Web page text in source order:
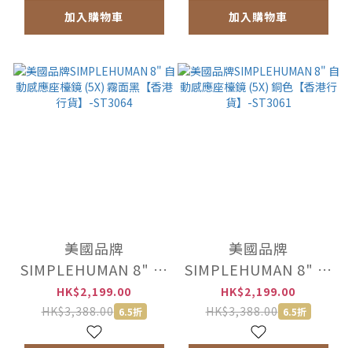
加入購物車 加入購物車
美國品牌
SIMPLEHUMAN 8" 自
動感應座檯鏡 (5X) 霧
面黑【香港行貨】-
ST3064
HK$2,199.00
HK$3,388.00 6.5折
美國品牌
SIMPLEHUMAN 8" 自
動感應座檯鏡 (5X) 銅
色【香港行貨】-
ST3061
HK$2,199.00
HK$3,388.00 6.5折